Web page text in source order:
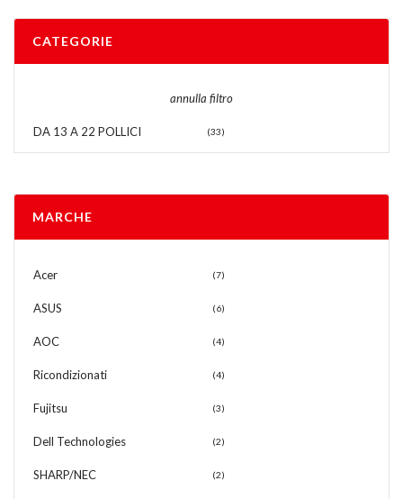
CATEGORIE
annulla filtro
DA 13 A 22 POLLICI (33)
MARCHE
Acer (7)
ASUS (6)
AOC (4)
Ricondizionati (4)
Fujitsu (3)
Dell Technologies (2)
SHARP/NEC (2)